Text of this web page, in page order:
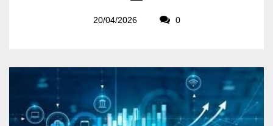
20/04/2026 0